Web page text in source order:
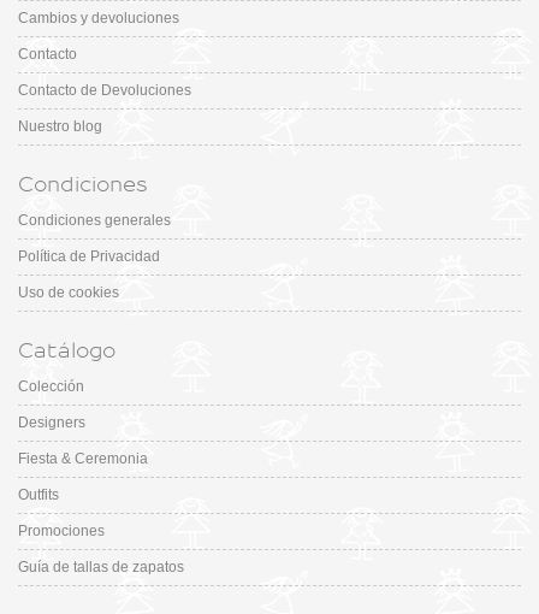
Cambios y devoluciones
Contacto
Contacto de Devoluciones
Nuestro blog
Condiciones
Condiciones generales
Política de Privacidad
Uso de cookies
Catálogo
Colección
Designers
Fiesta & Ceremonia
Outfits
Promociones
Guía de tallas de zapatos